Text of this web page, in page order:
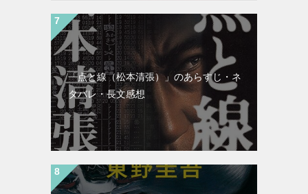
「点と線（松本清張）」のあらすじ・ネ
タバレ・長文感想